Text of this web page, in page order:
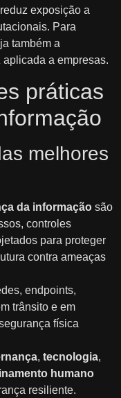
exposição a
Para
também a
aplicada a empresas.
práticas
melhores
da informação são
controles
para proteger
contra ameaças
endpoints,
trânsito e em
física
, tecnologia,
humano
resiliente.